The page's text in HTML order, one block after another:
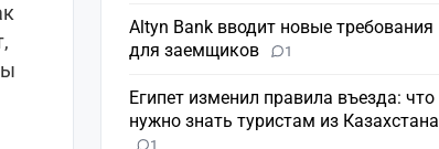
Altyn Bank вводит новые требования
для заемщиков
1
Египет изменил правила въезда: что
нужно знать туристам из Казахстана
1